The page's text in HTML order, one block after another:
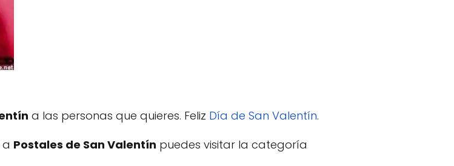
a las personas que quieres. Feliz Día de San Valentín.
Postales de San Valentín puedes visitar la categoría